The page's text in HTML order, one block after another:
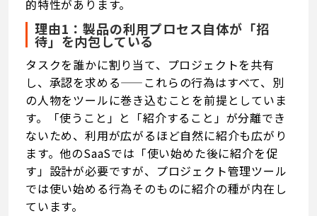
的特性があります。
理由1：製品の利用プロセス自体が「招
待」を内包している
タスクを誰かに割り当て、プロジェクトを共有
し、承認を求める——これらの行為はすべて、別
の人物をツールに巻き込むことを前提としていま
す。「使うこと」と「紹介すること」が分離でき
ないため、利用が広がるほど自然に紹介も広がり
ます。他のSaaSでは「使い始めた後に紹介を促
す」設計が必要ですが、プロジェクト管理ツール
では使い始める行為そのものに紹介の種が内在し
ています。